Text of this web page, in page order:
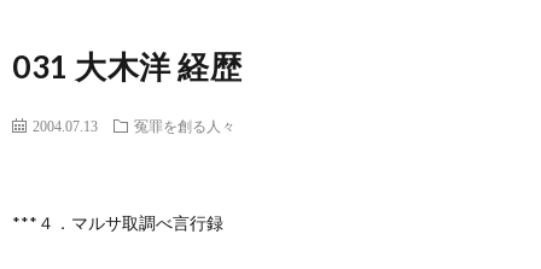
031 大木洋 経歴
2004.07.13 冤罪を創る人々
***４．マルサ取調べ言行録